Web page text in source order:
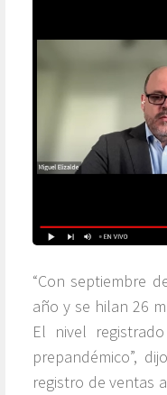
“Con septiembre
año y se hilan 26
El nivel
prepandémico”,
registro de ventas